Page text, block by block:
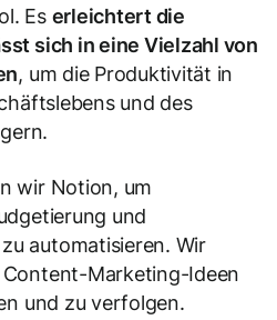
Es erleichtert die
sich in eine Vielzahl von
, um die Produktivität in
und des
wir Notion, um
und
automatisieren. Wir
Marketing-Ideen
und zu verfolgen.